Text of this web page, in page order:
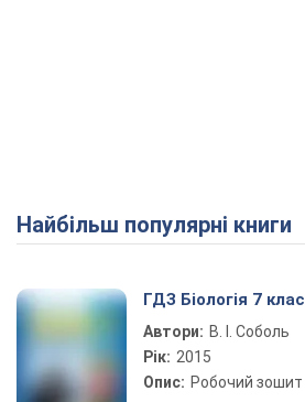
Найбільш популярні книги
ГДЗ Біологія 7 клас
Автори: В. І. Соболь
Рік: 2015
Опис: Робочий зошит